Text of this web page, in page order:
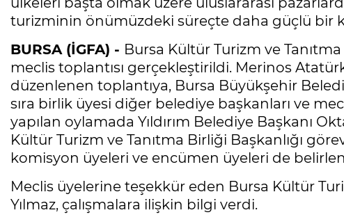
turizminin önümüzdeki süreçte daha güçlü bir
BURSA (İGFA) - Bursa Kültür Turizm ve Tanıtma
meclis toplantısı gerçekleştirildi. Merinos
düzenlenen toplantıya, Bursa Büyükşehir
sıra birlik üyesi diğer belediye başkanları ve
yapılan oylamada Yıldırım Belediye Başkanı
Kültür Turizm ve Tanıtma Birliği Başkanlığı
komisyon üyeleri ve encümen üyeleri de
Meclis üyelerine teşekkür eden Bursa Kültür
Yılmaz, çalışmalara ilişkin bilgi verdi.